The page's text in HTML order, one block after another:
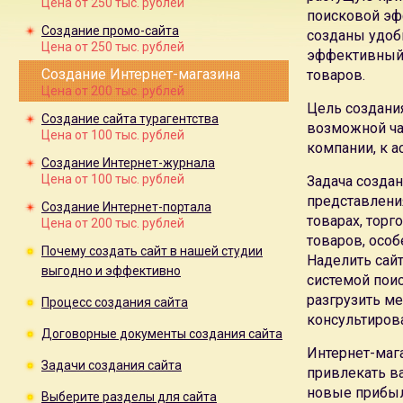
Самое серьезное внимание мы уделаем созданию
Это значит, что при правильной работе с наполнением
тематическим запросам
Поисковая эффективностьнаших сайтов проверена
эффективность, хорошие позиции в поисковых
даже без затрат напоисковое продвижение сайта
Два самых значимых преимущества создания сайтов в
высокая собственнаяпоисковая эффективность сайта.
С учетом требований технического задания,
дизайн-макета главной страницы сайта на выбор.
Собственная
система управления сайтом
позволяет
информацию на сайте
Система управления не является универсальной, мы
Специальное создание
системы управления для сайта
универсальные системы управления CMS
Учитывая возможности системы управления
Мы рекомендуемтехническую поддержку сайтатолько в
работе сайта (сайты порталы, блоги, большие форумы на
Создание промо-сайта
Цена от 250 тыс. рублей
Создание Интернет-магазина
Цена от 200 тыс. рублей
Создание сайта турагентства
Цена от 100 тыс. рублей
Создание Интернет-журнала
Цена от 100 тыс. рублей
Создание Интернет-портала
Цена от 200 тыс. рублей
Почему создать сайт в нашей студии
выгодно и эффективно
Процесс создания сайта
Договорные документы создания сайта
Задачи создания сайта
Выберите разделы для сайта
поисковой
созданы
товаров.
Цель
возможной
компании, к
Задача
товарах,
товаров,
Наделить
системой
разгрузить
Интернет-
привлекать
новые